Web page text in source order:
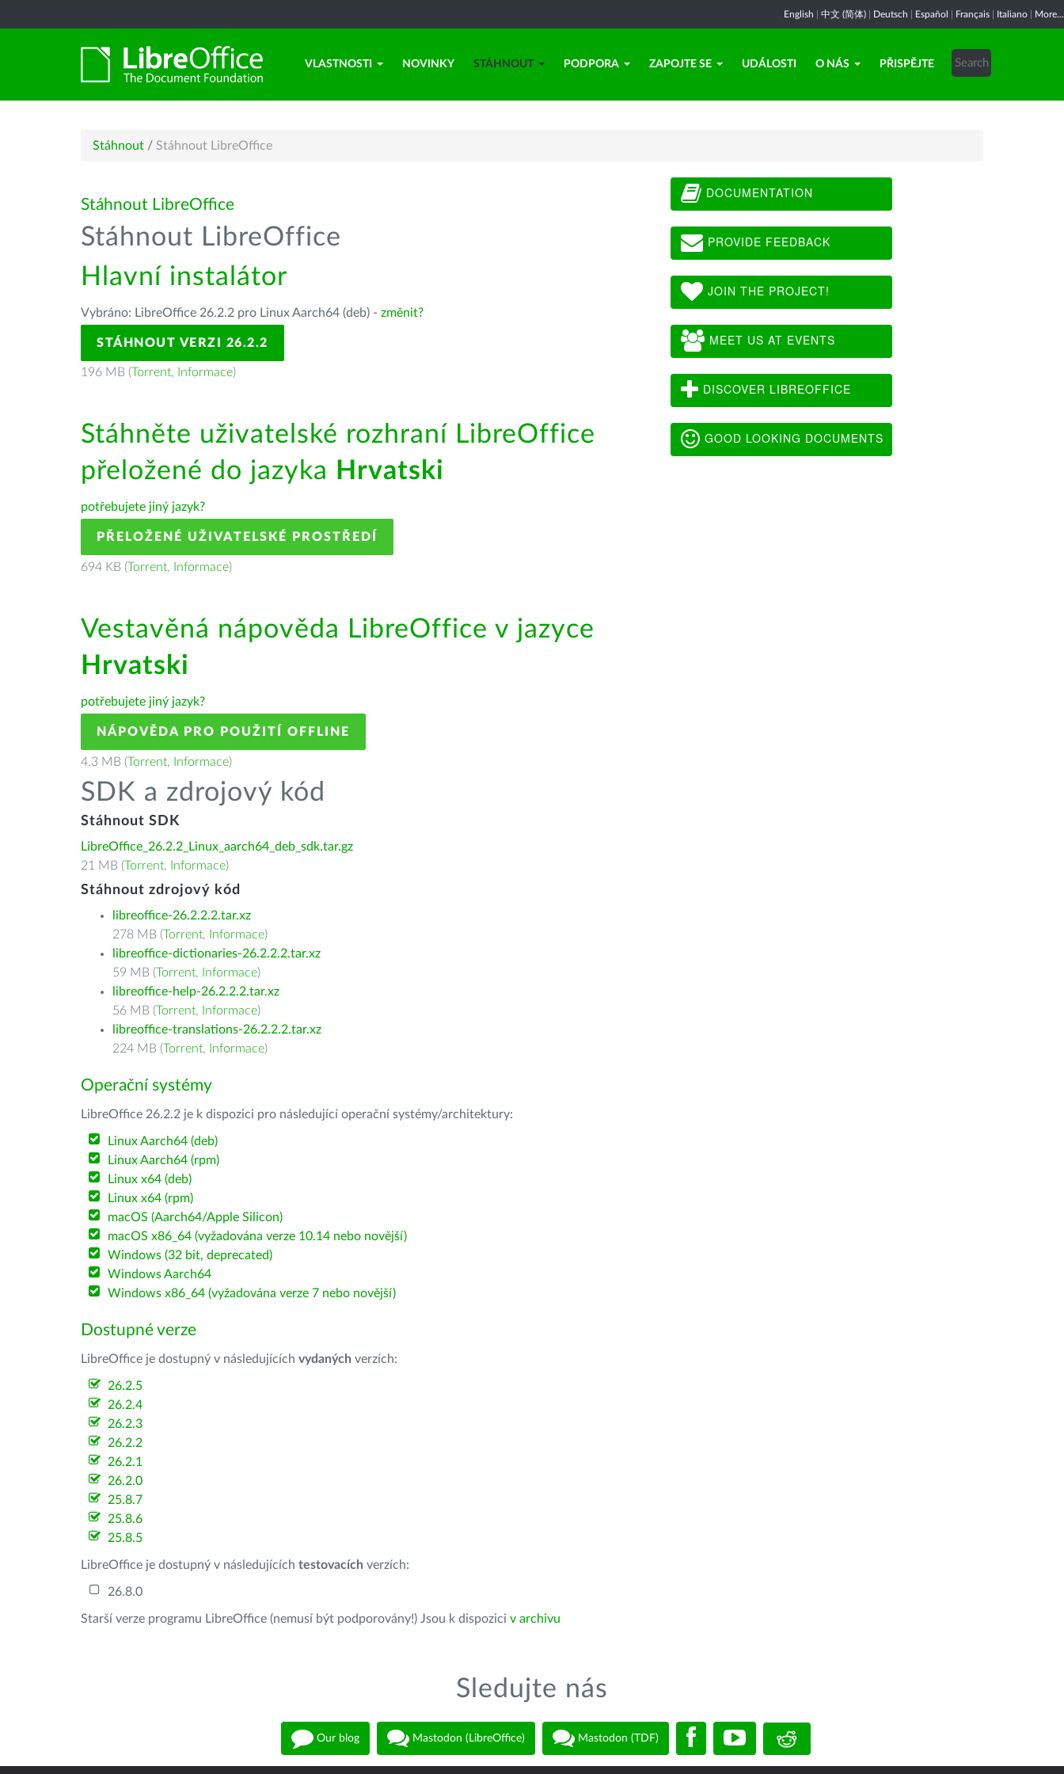
English 中文 (简体) Deutsch Español Français Italiano More...
VLASTNOSTI NOVINKY STÁHNOUT PODPORA ZAPOJTE SE UDÁLOSTI O NÁS PŘISPĚJTE
Stáhnout / Stáhnout LibreOffice
Stáhnout LibreOffice
Stáhnout LibreOffice
Hlavní instalátor
Vybráno: LibreOffice 26.2.2 pro Linux Aarch64 (deb) - změnit?
STÁHNOUT VERZI 26.2.2
196 MB (Torrent, Informace)
Stáhněte uživatelské rozhraní LibreOffice
přeložené do jazyka Hrvatski
potřebujete jiný jazyk?
PŘELOŽENÉ UŽIVATELSKÉ PROSTŘEDÍ
694 KB (Torrent, Informace)
Vestavěná nápověda LibreOffice v jazyce
Hrvatski
potřebujete jiný jazyk?
NÁPOVĚDA PRO POUŽITÍ OFFLINE
4.3 MB (Torrent, Informace)
SDK a zdrojový kód
Stáhnout SDK
LibreOffice_26.2.2_Linux_aarch64_deb_sdk.tar.gz
21 MB (Torrent, Informace)
Stáhnout zdrojový kód
libreoffice-26.2.2.2.tar.xz
278 MB (Torrent, Informace)
libreoffice-dictionaries-26.2.2.2.tar.xz
59 MB (Torrent, Informace)
libreoffice-help-26.2.2.2.tar.xz
56 MB (Torrent, Informace)
libreoffice-translations-26.2.2.2.tar.xz
224 MB (Torrent, Informace)
Operační systémy
LibreOffice 26.2.2 je k dispozici pro následující operační systémy/architektury:
Linux Aarch64 (deb)
Linux Aarch64 (rpm)
Linux x64 (deb)
Linux x64 (rpm)
macOS (Aarch64/Apple Silicon)
macOS x86_64 (vyžadována verze 10.14 nebo novější)
Windows (32 bit, deprecated)
Windows Aarch64
Windows x86_64 (vyžadována verze 7 nebo novější)
Dostupné verze
LibreOffice je dostupný v následujících vydaných verzích:
26.2.5
26.2.4
26.2.3
26.2.2
26.2.1
26.2.0
25.8.7
25.8.6
25.8.5
LibreOffice je dostupný v následujících testovacích verzích:
26.8.0
Starší verze programu LibreOffice (nemusí být podporovány!) Jsou k dispozici v archivu
DOCUMENTATION
PROVIDE FEEDBACK
JOIN THE PROJECT!
MEET US AT EVENTS
DISCOVER LIBREOFFICE
GOOD LOOKING DOCUMENTS
Sledujte nás
Our blog Mastodon (LibreOffice) Mastodon (TDF)